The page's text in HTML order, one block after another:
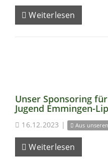
Weiterlesen
Unser Sponsoring
Jugend Emmingen-
16.12.2023 | Aus
Weiterlesen